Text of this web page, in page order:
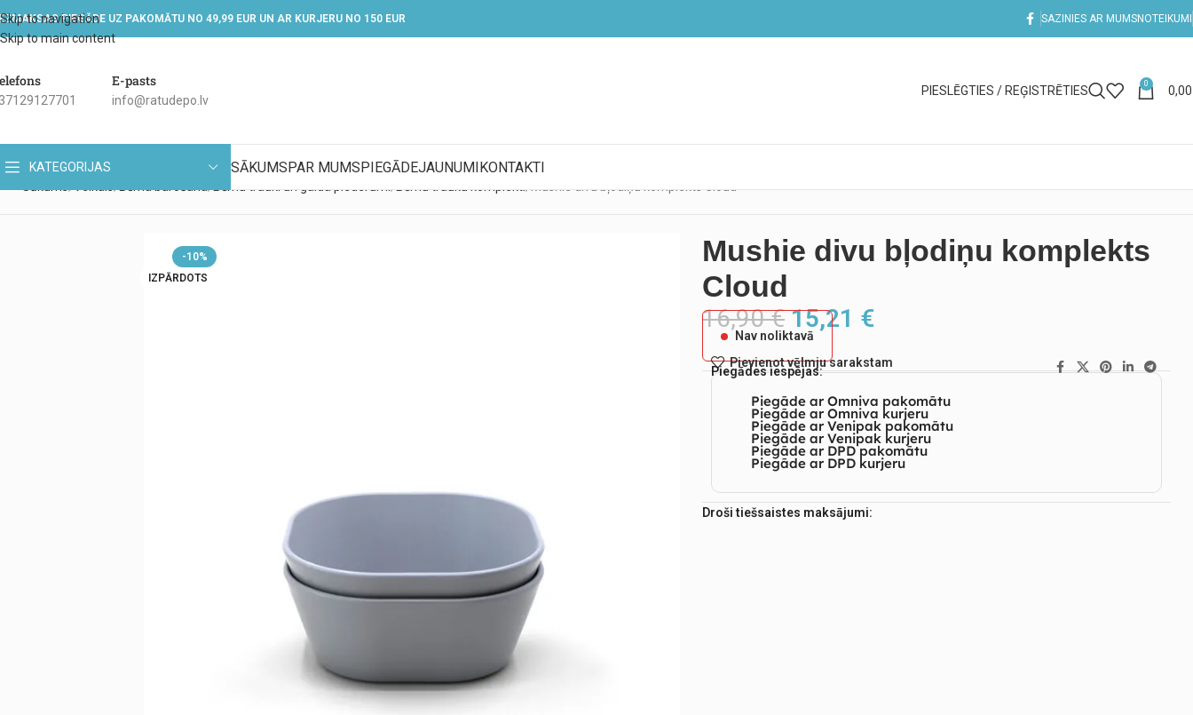
Skip to navigation
Skip to main content
PIEGĀDE UZ PAKOMĀTU NO 49,99 EUR UN AR KURJERU NO 150 EUR SAZINIES AR MUMSNOTEIKUMI
E-pasts
info@ratudepo.lv
PIESLĒGTIES / REĢISTRĒTIES 0
KATEGORIJAS SĀKUMSPAR MUMSPIEGĀDEJAUNUMIKONTAKTI
-10%
IZPĀRDOTS
Mushie divu bļodiņu komplekts
Cloud
16,90€ 15,21 €
Nav noliktavā
Pievienot vēlmju sarakstam
Piegādes iespējas:
Piegāde ar Omniva pakomātu
Piegāde ar Omniva kurjeru
Piegāde ar Venipak pakomātu
Piegāde ar Venipak kurjeru
Piegāde ar DPD pakomātu
Piegāde ar DPD kurjeru
Droši tiešsaistes maksājumi: